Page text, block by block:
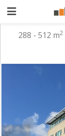
adverteren
Premium
288 - 512 m2